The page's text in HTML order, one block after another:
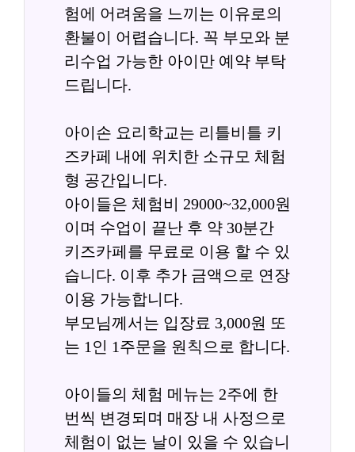
험에 어려움을 느끼는 이유로의
환불이 어렵습니다. 꼭 부모와 분
리수업 가능한 아이만 예약 부탁
드립니다.
아이손 요리학교는 리틀비틀 키
즈카페 내에 위치한 소규모 체험
형 공간입니다.
아이들은 체험비 29000~32,000원
이며 수업이 끝난 후 약 30분간
키즈카페를 무료로 이용 할 수 있
습니다. 이후 추가 금액으로 연장
이용 가능합니다.
부모님께서는 입장료 3,000원 또
는 1인 1주문을 원칙으로 합니다.
아이들의 체험 메뉴는 2주에 한
번씩 변경되며 매장 내 사정으로
체험이 없는 날이 있을 수 있습니